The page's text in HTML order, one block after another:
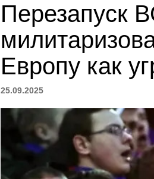
Перезапуск
Европу как
25.09.2025